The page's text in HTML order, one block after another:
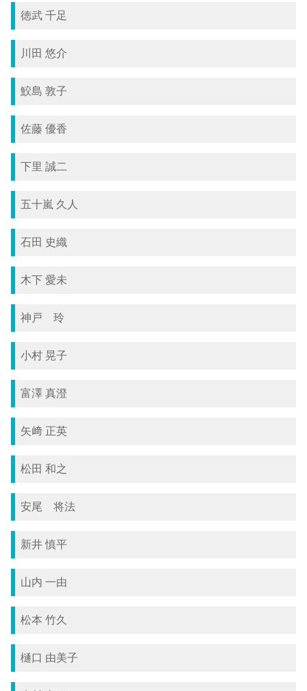
徳武 千足
川田 悠介
鮫島 敦子
佐藤 優香
下里 誠二
五十嵐 久人
石田 史織
木下 愛未
神戸 玲
小村 晃子
富澤 真澄
矢﨑 正英
松田 和之
安尾 将法
新井 慎平
山内 一由
松本 竹久
樋口 由美子